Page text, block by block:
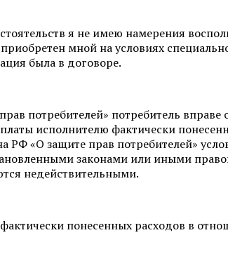
я не имею намерения
мной на условиях
была в договоре.
потребителей» потребитель вправе
исполнителю фактически
РФ «О защите прав потребителей»
законами или иными
недействительными.
понесенных расходов в